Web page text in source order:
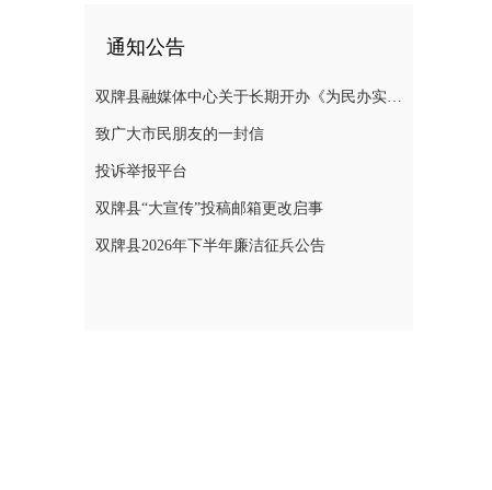
通知公告
双牌县融媒体中心关于长期开办《为民办实事》专栏的公告
致广大市民朋友的一封信
投诉举报平台
双牌县“大宣传”投稿邮箱更改启事
双牌县2026年下半年廉洁征兵公告